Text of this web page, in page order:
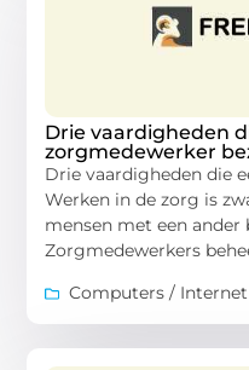
Drie vaardigheden
zorgmedewerker
Drie vaardigheden die
Werken in de zorg is
mensen met een ander
Zorgmedewerkers
Computers /